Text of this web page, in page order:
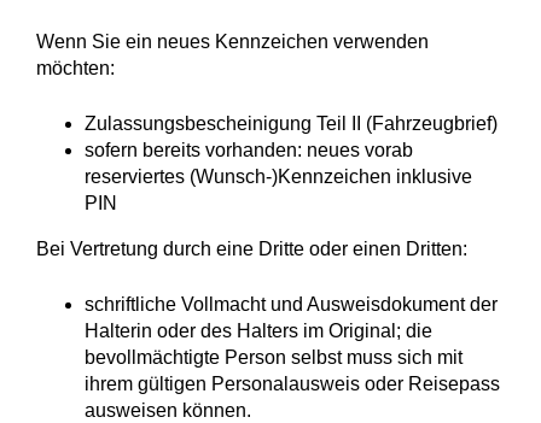
Wenn Sie ein neues Kennzeichen verwenden
möchten:
Zulassungsbescheinigung Teil II (Fahrzeugbrief)
sofern bereits vorhanden: neues vorab
reserviertes (Wunsch-)Kennzeichen inklusive
PIN
Bei Vertretung durch eine Dritte oder einen Dritten:
schriftliche Vollmacht und Ausweisdokument der
Halterin oder des Halters im Original; die
bevollmächtigte Person selbst muss sich mit
ihrem gültigen Personalausweis oder Reisepass
ausweisen können.